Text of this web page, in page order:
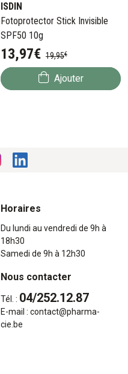
ISDIN
Fotoprotector Stick Invisible
SPF50 10g
13,97€ 19,95€
Ajouter
Horaires
Du lundi au vendredi de 9h à
18h30
Samedi de 9h à 12h30
Nous contacter
Tél. : 04/252.12.87
E-mail : contact@pharma-
cie.be